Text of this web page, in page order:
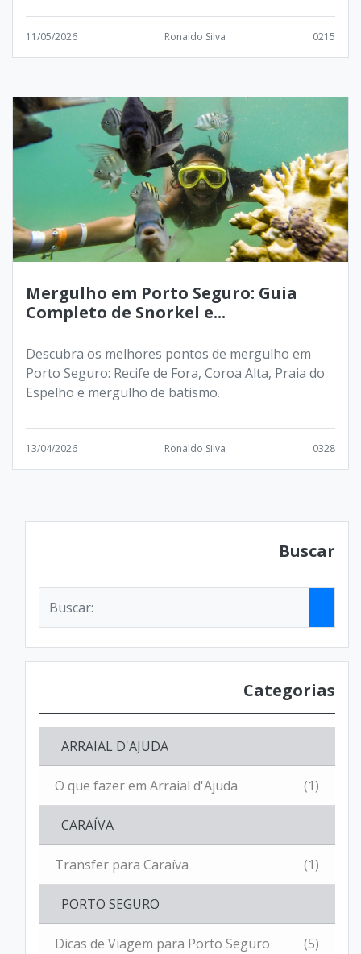
11/05/2026 Ronaldo Silva 0215
Mergulho em Porto Seguro: Guia
Completo de Snorkel e...
Descubra os melhores pontos de mergulho em
Porto Seguro: Recife de Fora, Coroa Alta, Praia do
Espelho e mergulho de batismo.
13/04/2026 Ronaldo Silva 0328
Buscar
Categorias
ARRAIAL D'AJUDA
O que fazer em Arraial d'Ajuda (1)
CARAÍVA
Transfer para Caraíva (1)
PORTO SEGURO
Dicas de Viagem para Porto Seguro (5)